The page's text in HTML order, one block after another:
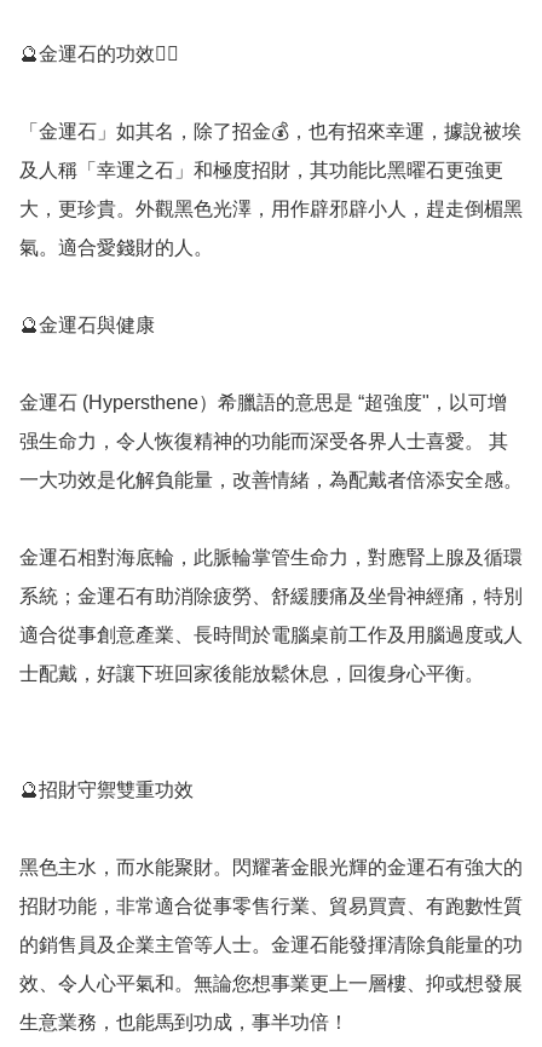
🔮金運石的功效💁‍♀️
「金運石」如其名，除了招金💰，也有招來幸運，據說被埃
及人稱「幸運之石」和極度招財，其功能比黑曜石更強更
大，更珍貴。外觀黑色光澤，用作辟邪辟小人，趕走倒楣黑
氣。適合愛錢財的人。
🔮金運石與健康
金運石 (Hypersthene）希臘語的意思是 “超強度"，以可增
强生命力，令人恢復精神的功能而深受各界人士喜愛。 其
一大功效是化解負能量，改善情緒，為配戴者倍添安全感。
金運石相對海底輪，此脈輪掌管生命力，對應腎上腺及循環
系統；金運石有助消除疲勞、舒緩腰痛及坐骨神經痛，特別
適合從事創意產業、長時間於電腦桌前工作及用腦過度或人
士配戴，好讓下班回家後能放鬆休息，回復身心平衡。
🔮招財守禦雙重功效
黑色主水，而水能聚財。閃耀著金眼光輝的金運石有強大的
招財功能，非常適合從事零售行業、貿易買賣、有跑數性質
的銷售員及企業主管等人士。金運石能發揮清除負能量的功
效、令人心平氣和。無論您想事業更上一層樓、抑或想發展
生意業務，也能馬到功成，事半功倍！